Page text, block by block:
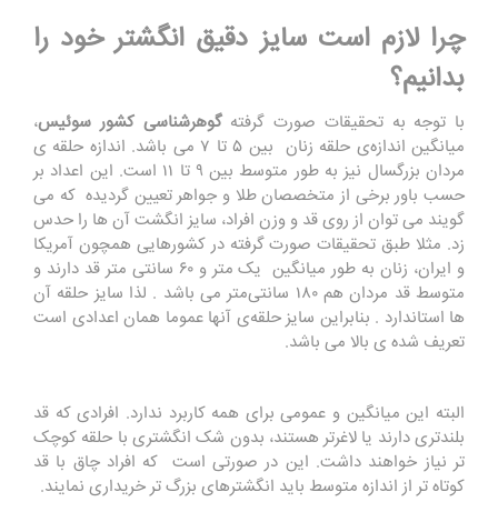
چرا لازم است سایز دقیق انگشتر خود را
بدانیم؟
با توجه به تحقیقات صورت گرفتهگوهرشناسی کشور سوئیس،
میانگین اندازه‌ی حلقه زنان بین ۵ تا ۷ می باشد. اندازه حلقه ‌ی
مردان بزرگسال نیز به طور متوسط بین ۹ تا ۱۱ است. این اعداد بر
حسب باور برخی از متخصصان طلا و جواهر تعیین گردیده که می
‌گویند می ‌توان از روی قد و وزن افراد، سایز انگشت آن ها را حدس
زد. مثلا طبق تحقیقات صورت گرفته در کشورهایی همچون آمریکا
و ایران، زنان به طور میانگین یک متر و ۶۰ سانتی ‌متر قد دارند و
متوسط قد مردان هم ۱۸۰ سانتی‌متر می باشد . لذا سایز حلقه آن
ها استاندارد . بنابراین سایز حلقه‌ی آنها عموما همان اعدادی است
تعریف شده ی بالا می باشد.
البته این میانگین و عمومی برای همه کاربرد ندارد. افرادی که قد
بلندتری دارند یا لاغرتر هستند، بدون شک انگشتری با حلقه کوچک
‌تر نیاز خواهند داشت. این در صورتی است که افراد چاق با قد
کوتاه ‌تر از اندازه متوسط باید انگشترهای بزرگ‌ تر خریداری نمایند.